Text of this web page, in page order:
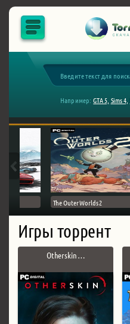
Например: GTA 5, Sims 4,
The Outer Worlds 2
Игры торрент
Otherskin …